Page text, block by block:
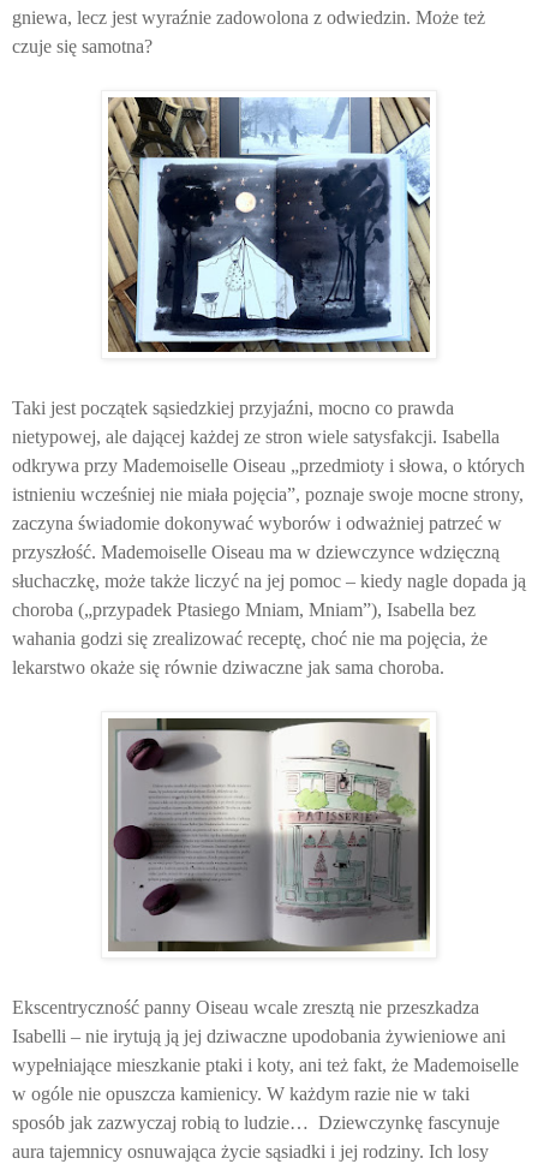
gniewa, lecz jest wyraźnie zadowolona z odwiedzin. Może też
czuje się samotna?
Taki jest początek sąsiedzkiej przyjaźni, mocno co prawda
nietypowej, ale dającej każdej ze stron wiele satysfakcji. Isabella
odkrywa przy Mademoiselle Oiseau „przedmioty i słowa, o których
istnieniu wcześniej nie miała pojęcia”, poznaje swoje mocne strony,
zaczyna świadomie dokonywać wyborów i odważniej patrzeć w
przyszłość. Mademoiselle Oiseau ma w dziewczynce wdzięczną
słuchaczkę, może także liczyć na jej pomoc – kiedy nagle dopada ją
choroba („przypadek Ptasiego Mniam, Mniam”), Isabella bez
wahania godzi się zrealizować receptę, choć nie ma pojęcia, że
lekarstwo okaże się równie dziwaczne jak sama choroba.
Ekscentryczność panny Oiseau wcale zresztą nie przeszkadza
Isabelli – nie irytują ją jej dziwaczne upodobania żywieniowe ani
wypełniające mieszkanie ptaki i koty, ani też fakt, że Mademoiselle
w ogóle nie opuszcza kamienicy. W każdym razie nie w taki
sposób jak zazwyczaj robią to ludzie… Dziewczynkę fascynuje
aura tajemnicy osnuwająca życie sąsiadki i jej rodziny. Ich losy